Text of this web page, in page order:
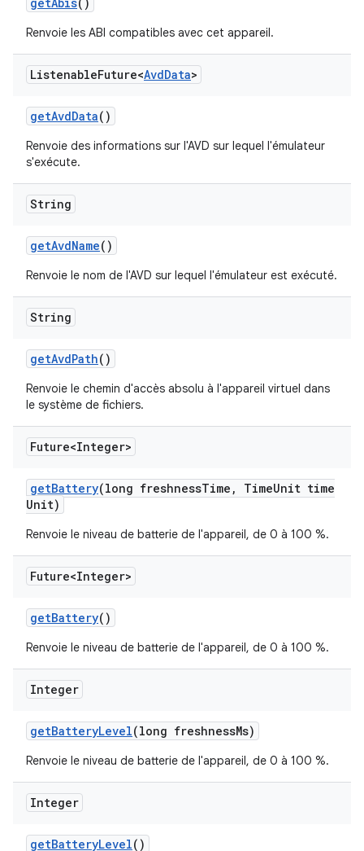
Renvoie les ABI compatibles avec cet appareil.
ListenableFuture<AvdData>
getAvdData()
Renvoie des informations sur l'AVD sur lequel l'émulateur
s'exécute.
String
getAvdName()
Renvoie le nom de l'AVD sur lequel l'émulateur est exécuté.
String
getAvdPath()
Renvoie le chemin d'accès absolu à l'appareil virtuel dans
le système de fichiers.
Future<Integer>
getBattery(long freshnessTime , TimeUnit time
Unit)
Renvoie le niveau de batterie de l'appareil, de 0 à 100 %.
Future<Integer>
getBattery()
Renvoie le niveau de batterie de l'appareil, de 0 à 100 %.
Integer
getBatteryLevel(long freshnessMs)
Renvoie le niveau de batterie de l'appareil, de 0 à 100 %.
Integer
getBatteryLevel()